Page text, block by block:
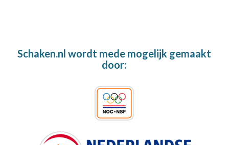
Schaken.nl wordt mede mogelijk gemaakt
door: